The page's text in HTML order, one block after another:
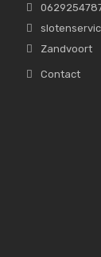
Zandvoort
Contact